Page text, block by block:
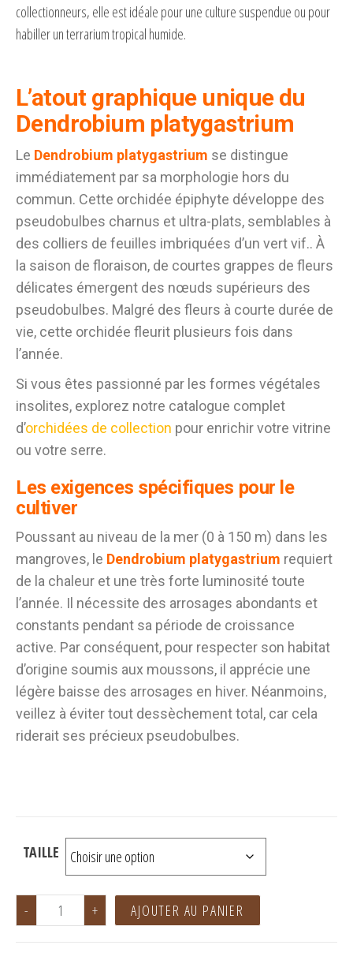
collectionneurs, elle est idéale pour une culture suspendue ou pour
habiller un terrarium tropical humide.
L’atout graphique unique du
Dendrobium platygastrium
Le Dendrobium platygastrium se distingue
immédiatement par sa morphologie hors du
commun. Cette orchidée épiphyte développe des
pseudobulbes charnus et ultra-plats, semblables à
des colliers de feuilles imbriquées d’un vert vif.. À
la saison de floraison, de courtes grappes de fleurs
délicates émergent des nœuds supérieurs des
pseudobulbes. Malgré des fleurs à courte durée de
vie, cette orchidée fleurit plusieurs fois dans
l’année.
Si vous êtes passionné par les formes végétales
insolites, explorez notre catalogue complet
d’orchidées de collection pour enrichir votre vitrine
ou votre serre.
Les exigences spécifiques pour le
cultiver
Poussant au niveau de la mer (0 à 150 m) dans les
mangroves, le Dendrobium platygastrium requiert
de la chaleur et une très forte luminosité toute
l’année. Il nécessite des arrosages abondants et
constants pendant sa période de croissance
active. Par conséquent, pour respecter son habitat
d’origine soumis aux moussons, il apprécie une
légère baisse des arrosages en hiver. Néanmoins,
veillez à éviter tout dessèchement total, car cela
riderait ses précieux pseudobulbes.
TAILLE
- + AJOUTER AU PANIER